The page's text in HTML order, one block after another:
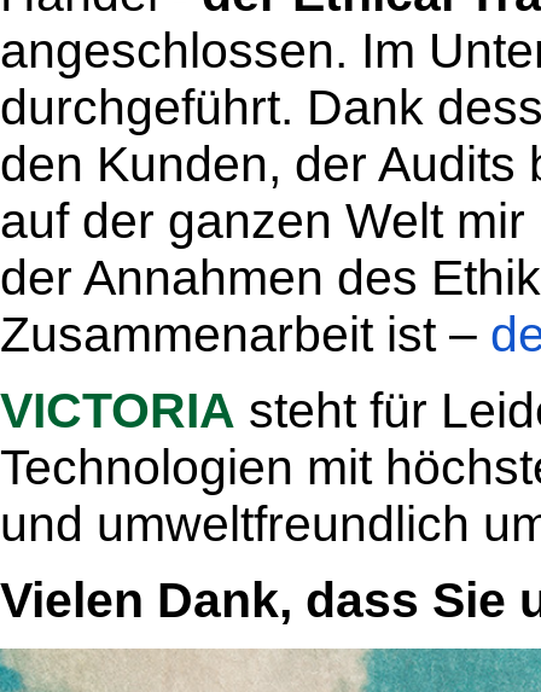
angeschlossen. Im
durchgeführt. Dank
den Kunden, der Audits
auf der ganzen Welt
der Annahmen des
Zusammenarbeit ist –
VICTORIA steht für
Technologien mit
und umweltfreundlich
Vielen Dank, dass Sie